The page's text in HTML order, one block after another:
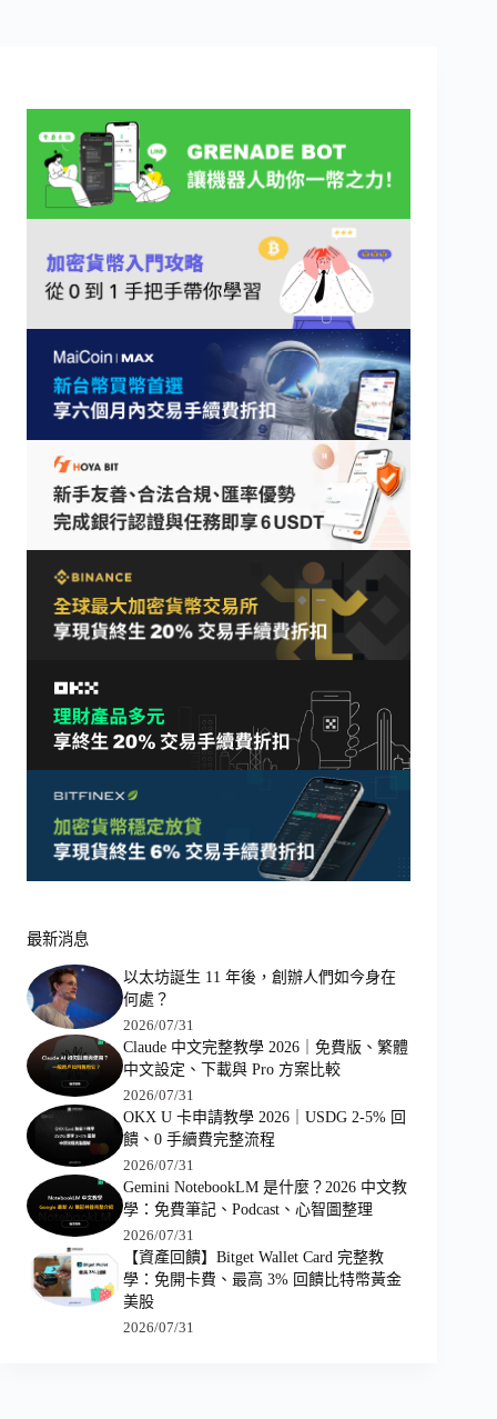
最新消息
以太坊誕生 11 年後，創辦人們如今身在
何處？
2026/07/31
Claude 中文完整教學 2026｜免費版、繁體
中文設定、下載與 Pro 方案比較
2026/07/31
OKX U 卡申請教學 2026｜USDG 2-5% 回
饋、0 手續費完整流程
2026/07/31
Gemini NotebookLM 是什麼？2026 中文教
學：免費筆記、Podcast、心智圖整理
2026/07/31
【資產回饋】Bitget Wallet Card 完整教
學：免開卡費、最高 3% 回饋比特幣黃金
美股
2026/07/31